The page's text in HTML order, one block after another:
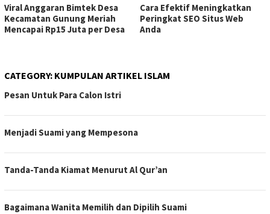
Viral Anggaran Bimtek Desa
Kecamatan Gunung Meriah
Mencapai Rp15 Juta per Desa
Cara Efektif Meningkatkan
Peringkat SEO Situs Web
Anda
CATEGORY: KUMPULAN ARTIKEL ISLAM
Pesan Untuk Para Calon Istri
Menjadi Suami yang Mempesona
Tanda-Tanda Kiamat Menurut Al Qur’an
Bagaimana Wanita Memilih dan Dipilih Suami